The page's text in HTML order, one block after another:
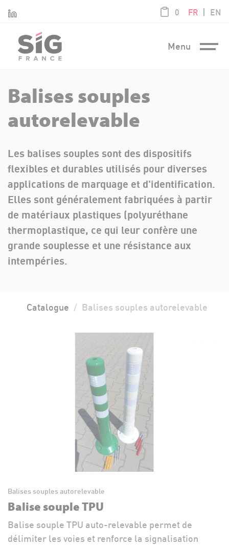
Linkedin 0article / 0,00
FR | EN
Menu
Balises souples
autorelevable
Les balises souples sont des dispositifs
flexibles et durables utilisés pour diverses
applications de marquage et d'identification.
Elles sont généralement fabriquées à partir
de matériaux plastiques (polyuréthane
thermoplastique, ce qui leur confère une
grande souplesse et une résistance aux
intempéries.
Catalogue Balises souples autorelevable
Balises souples autorelevable
Balise souple TPU
Balise souple TPU auto-relevable permet de
délimiter les voies et renforce la signalisation
Panneau de gestion des cookies